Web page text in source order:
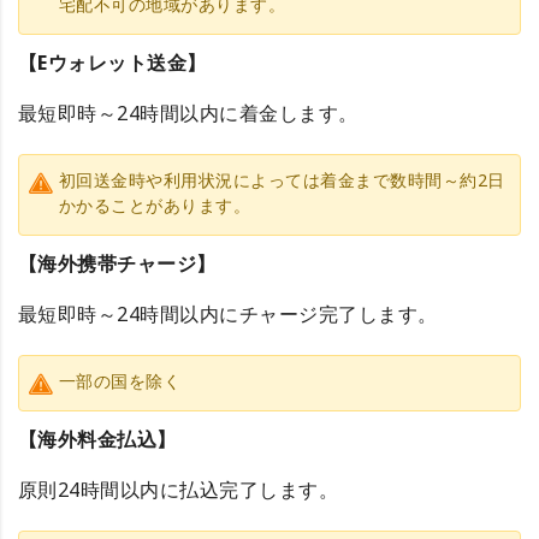
宅配不可の地域があります。
【Eウォレット送金】
最短即時～24時間以内に着金します。
初回送金時や利用状況によっては着金まで数時間～約2日
かかることがあります。
【海外携帯チャージ】
最短即時～24時間以内にチャージ完了します。
一部の国を除く
【海外料金払込】
原則24時間以内に払込完了します。